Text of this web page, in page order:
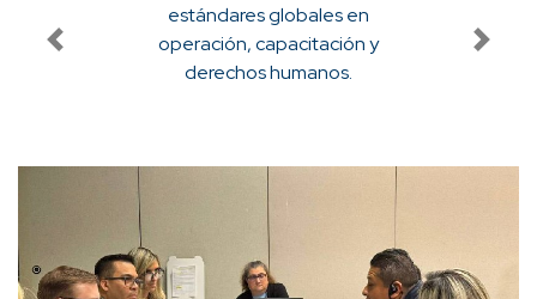
estándares globales en
operación, capacitación y
derechos humanos.
Previous Next